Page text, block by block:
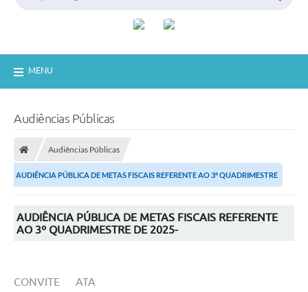
MENU
Audiências Públicas
Audiências Públicas
AUDIÊNCIA PÚBLICA DE METAS FISCAIS REFERENTE AO 3º QUADRIMESTRE
AUDIÊNCIA PÚBLICA DE METAS FISCAIS REFERENTE
AO 3º QUADRIMESTRE DE 2025-
CONVITE ATA